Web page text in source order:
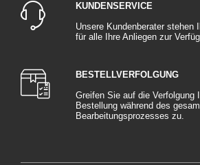
KUNDENSERVICE
Unsere Kundenberater stehen
für alle Ihre Anliegen zur
BESTELLVERFOLGUNG
Greifen Sie auf die Verfolgung
Bestellung während des
Bearbeitungsprozesses zu.